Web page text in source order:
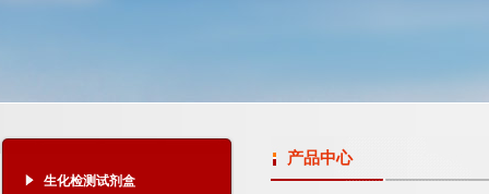
生化检测试剂盒
产品中心